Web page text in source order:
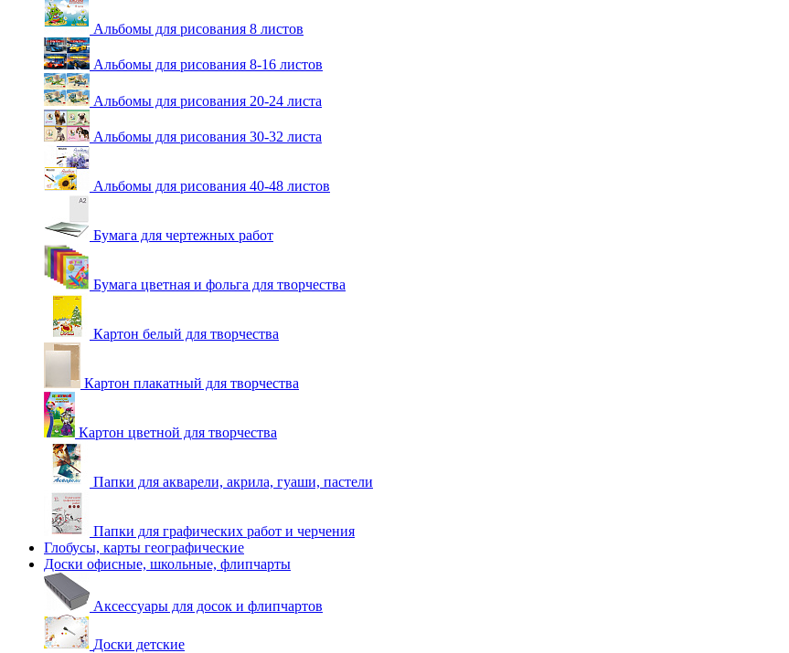
Альбомы для рисования 8 листов
Альбомы для рисования 8-16 листов
Альбомы для рисования 20-24 листа
Альбомы для рисования 30-32 листа
Альбомы для рисования 40-48 листов
Бумага для чертежных работ
Бумага цветная и фольга для творчества
Картон белый для творчества
Картон плакатный для творчества
Картон цветной для творчества
Папки для акварели, акрила, гуаши, пастели
Папки для графических работ и черчения
Глобусы, карты географические
Доски офисные, школьные, флипчарты
Аксессуары для досок и флипчартов
Доски детские